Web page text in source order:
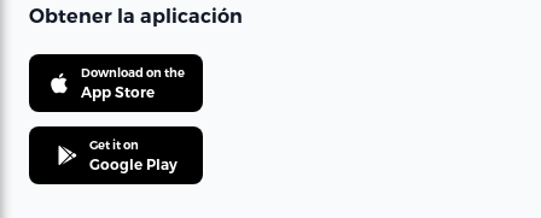
Obtener la aplicación
Download on the
App Store
Get it on
Google Play